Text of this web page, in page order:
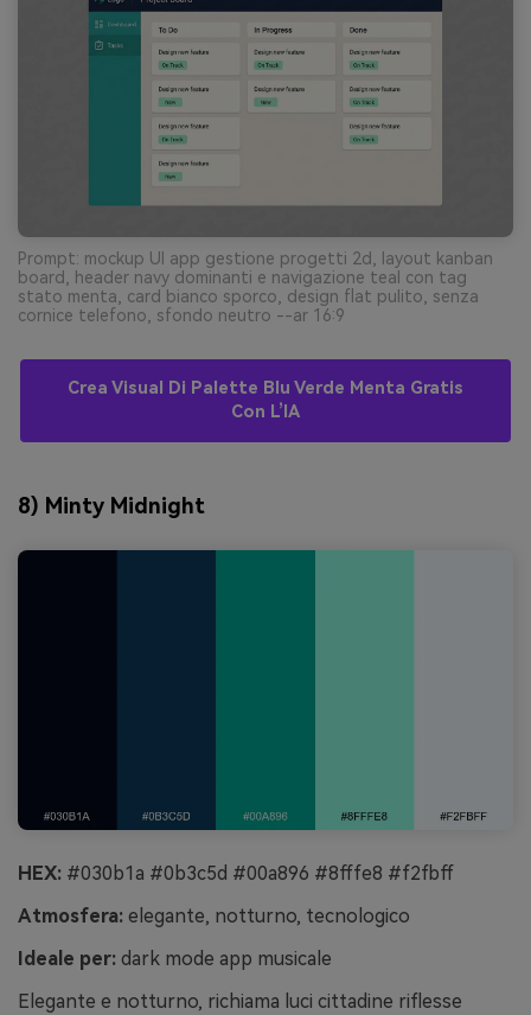
Prompt: mockup UI app gestione progetti 2d, layout kanban
board, header navy dominanti e navigazione teal con tag
stato menta, card bianco sporco, design flat pulito, senza
cornice telefono, sfondo neutro --ar 16:9
Crea Visual Di Palette Blu Verde Menta Gratis
Con L’IA
8) Minty Midnight
HEX: #030b1a #0b3c5d #00a896 #8fffe8 #f2fbff
Atmosfera: elegante, notturno, tecnologico
Ideale per: dark mode app musicale
Elegante e notturno, richiama luci cittadine riflesse